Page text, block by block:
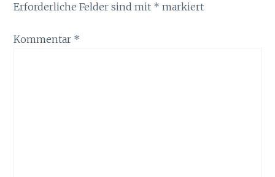
Erforderliche Felder sind mit * markiert
Kommentar *